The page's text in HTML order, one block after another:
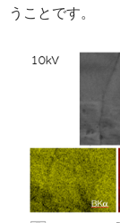
うことです。